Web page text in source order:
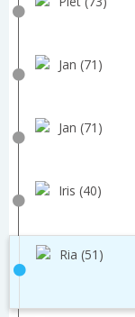
Jan (71)
Jan (71)
Iris (40)
Ria (51)